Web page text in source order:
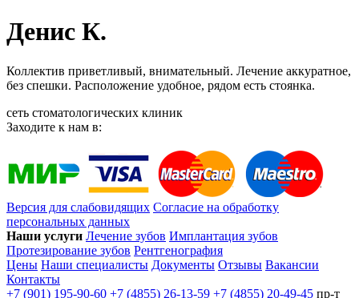
Денис К.
Коллектив приветливый, внимательный. Лечение аккуратное,
без спешки. Расположение удобное, рядом есть стоянка.
сеть стоматологических клиник
Заходите к нам в:
Версия для слабовидящих Согласие на обработку
персональных данных
Наши услуги Лечение зубов Имплантация зубов
Протезирование зубов Рентгенография
Цены Наши специалисты Документы Отзывы Вакансии
Контакты
+7 (901) 195-90-60 +7 (4855) 26-13-59 +7 (4855) 20-49-45 пр-т